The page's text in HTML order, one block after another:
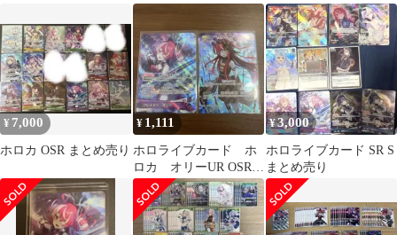
hBP02-052、hBP02-006
ー・オリー OSR
hBP02-006
¥ 7,000
ホロカ OSR まとめ売り
¥ 1,111
ホロライブカード ホ
ロカ オリーUR OSR2
枚セット
¥3,000
ホロライブカード SR S
まとめ売り